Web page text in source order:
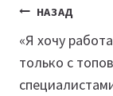
по
записям
НАЗАД
«Я хочу
только с